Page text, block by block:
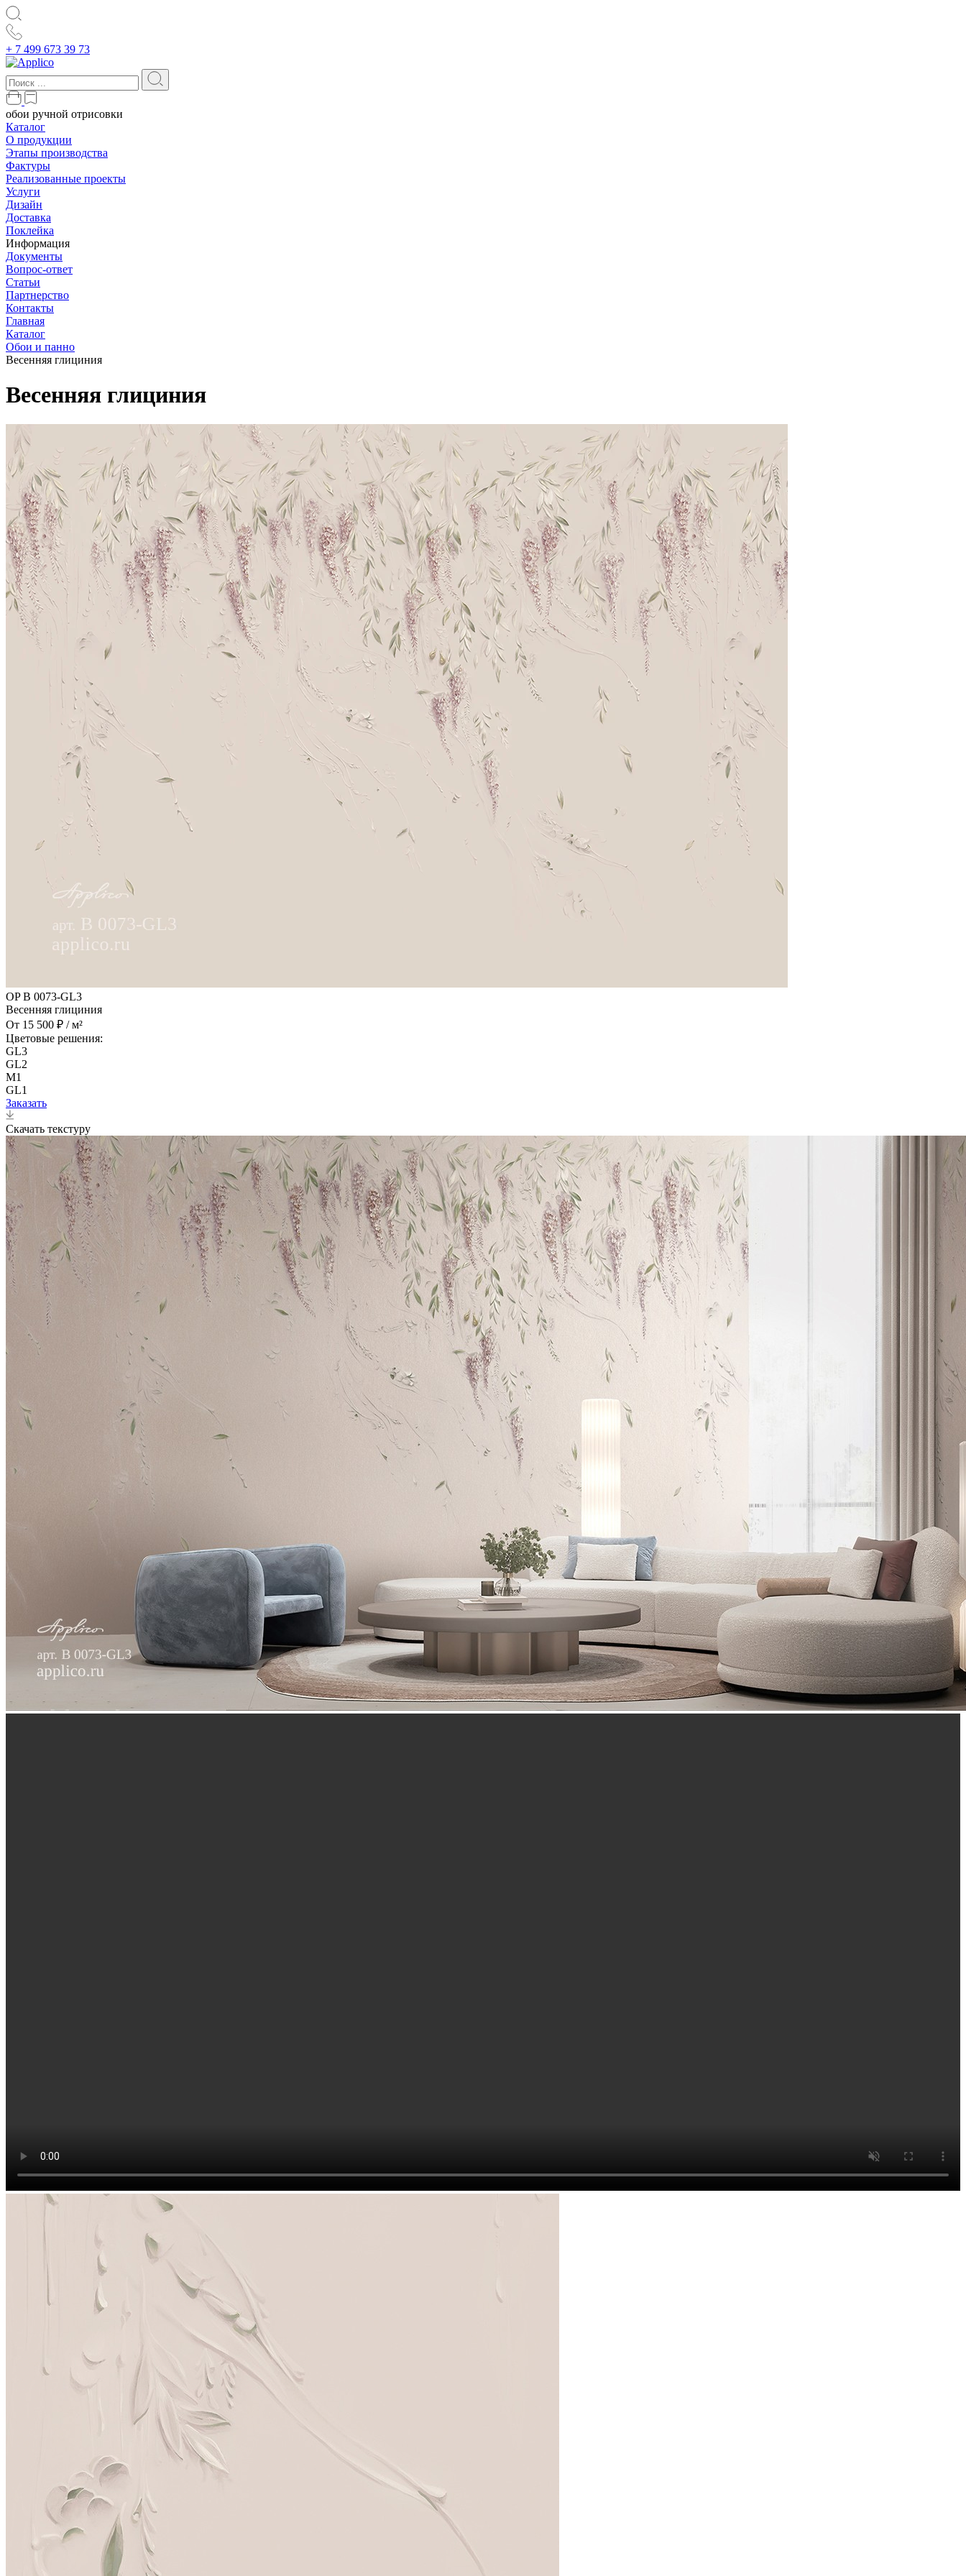
+ 7 499 673 39 73
обои ручной отрисовки
Каталог
О продукции
Этапы производства
Фактуры
Реализованные проекты
Услуги
Дизайн
Доставка
Поклейка
Информация
Документы
Вопрос-ответ
Статьи
Партнерство
Контакты
Главная
Каталог
Обои и панно
Весенняя глициния
Весенняя глициния
OP B 0073-GL3
Весенняя глициния
От 15 500 ₽ / м²
Цветовые решения:
GL3
GL2
M1
GL1
Заказать
Скачать текстуру